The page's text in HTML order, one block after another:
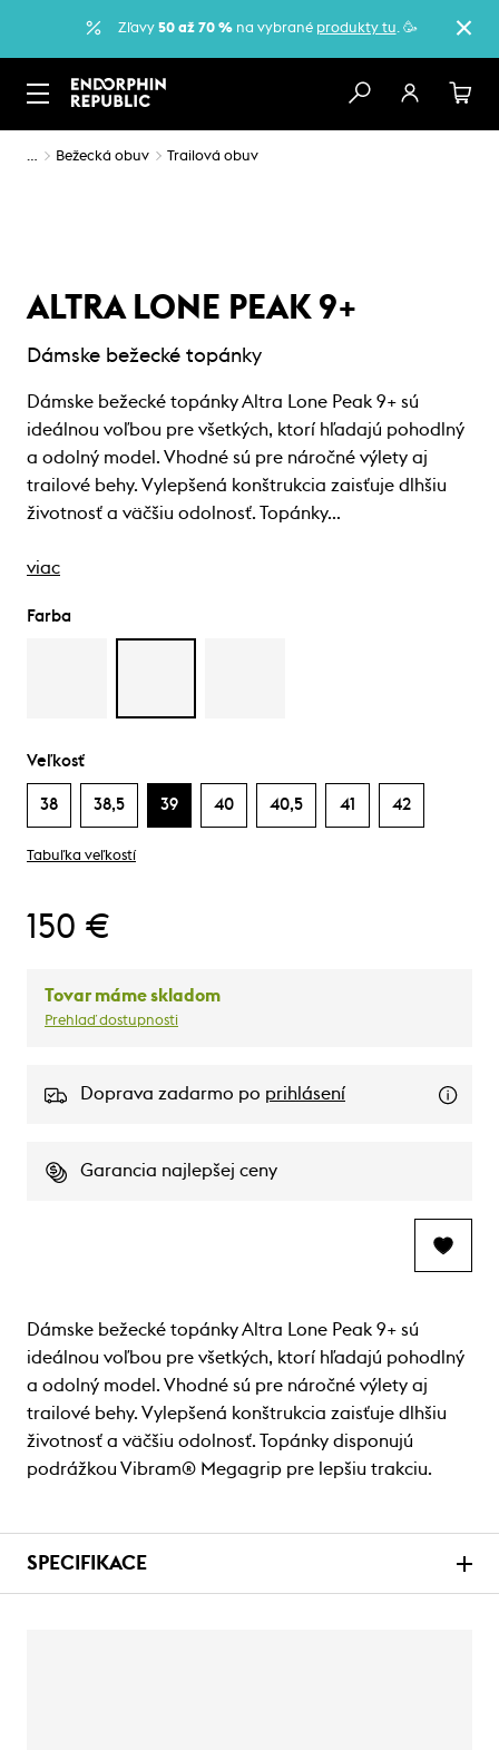
Zľavy 50 až 70 %na vybrané produkty tu. 🥳
… Bežecká obuv Trailová obuv
ALTRA LONE PEAK 9+
Dámske bežecké topánky
Dámske bežecké topánky Altra Lone Peak 9+ sú
ideálnou voľbou pre všetkých, ktorí hľadajú pohodlný
a odolný model. Vhodné sú pre náročné výlety aj
trailové behy. Vylepšená konštrukcia zaisťuje dlhšiu
životnosť a väčšiu odolnosť. Topánky…
viac
Farba
Veľkosť
38 38,5 39 40 40,5 41 42
Tabuľka veľkostí
150 €
Tovar máme skladom
Prehlaď dostupnosti
Doprava zadarmo po prihlásení
Garancia najlepšej ceny
Dámske bežecké topánky Altra Lone Peak 9+ sú
ideálnou voľbou pre všetkých, ktorí hľadajú pohodlný
a odolný model. Vhodné sú pre náročné výlety aj
trailové behy. Vylepšená konštrukcia zaisťuje dlhšiu
životnosť a väčšiu odolnosť. Topánky disponujú
podrážkou Vibram® Megagrip pre lepšiu trakciu.
SPECIFIKACE